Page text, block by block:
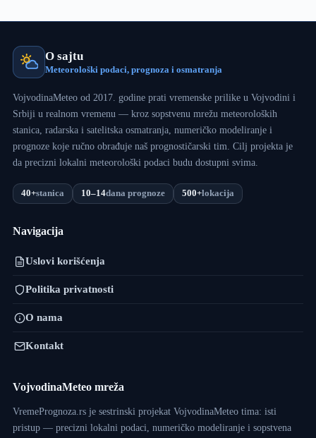
O sajtu
Meteorološki podaci, prognoza i osmatranja
VojvodinaMeteo od 2017. godine prati vremenske prilike u Vojvodini i
Srbiji u realnom vremenu — kroz sopstvenu mrežu meteoroloških
stanica, radarska i satelitska osmatranja, numeričko modeliranje i
prognoze koje ručno obrađuje naš prognostičarski tim. Cilj projekta je
da precizni lokalni meteorološki podaci budu dostupni svima.
40+stanica 10–14dana prognoze 500+lokacija
Navigacija
Uslovi korišćenja
Politika privatnosti
O nama
Kontakt
VojvodinaMeteo mreža
VremePrognoza.rs je sestrinski projekat VojvodinaMeteo tima: isti
pristup — precizni lokalni podaci, numeričko modeliranje i sopstvena